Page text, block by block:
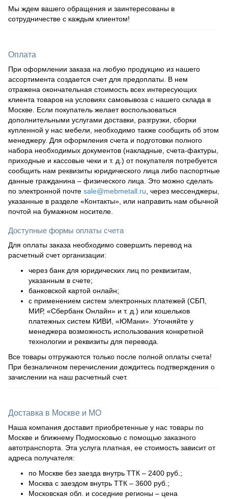
Мы ждем вашего обращения и заинтересованы в
сотрудничестве с каждым клиентом!
Оплата
При оформлении заказа на любую продукцию из нашего
ассортимента создается счет для предоплаты. В нем
отражена окончательная стоимость всех интересующих
клиента товаров на условиях самовывоза с нашего склада в
Москве. Если покупатель желает воспользоваться
дополнительными услугами доставки, разгрузки, сборки
купленной у нас мебели, необходимо также сообщить об этом
менеджеру. Для оформления счета и подготовки полного
набора необходимых документов (накладные, счета-фактуры,
приходные и кассовые чеки и т. д.) от покупателя потребуется
сообщить нам реквизиты юридического лица либо паспортные
данные гражданина – физического лица. Это можно сделать
по электронной почте sale@mebmetall.ru, через мессенджеры,
указанные в разделе «Контакты», или направить нам обычной
почтой на бумажном носителе.
Доступные формы оплаты счета
Для оплаты заказа необходимо совершить перевод на
расчетный счет организации:
через банк для юридических лиц по реквизитам,
указанным в счете;
банковской картой онлайн;
с применением систем электронных платежей (СБП,
МИР, «Сбербанк Онлайн» и т. д.) или кошельков
платежных систем КИВИ, «ЮМани». Уточняйте у
менеджера возможность использования конкретной
технологии и реквизиты для перевода.
Все товары отгружаются только после полной оплаты счета!
При безналичном перечислении дождитесь подтверждения о
зачислении на наш расчетный счет.
Доставка в Москве и МО
Наша компания доставит приобретенные у нас товары по
Москве и ближнему Подмосковью с помощью заказного
автотранспорта. Эта услуга платная, ее стоимость зависит от
адреса получателя:
по Москве без заезда внутрь ТТК – 2400 руб.;
Москва с заездом внутрь ТТК – 3600 руб.;
Московская обл. и соседние регионы – цена